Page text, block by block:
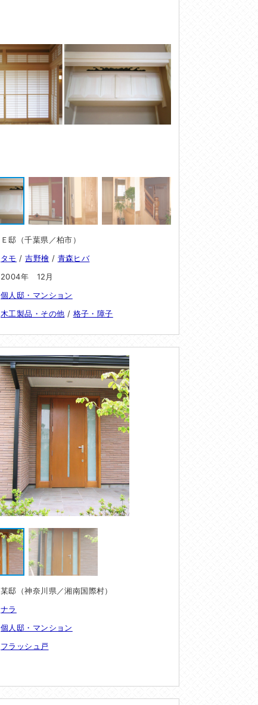
Ｅ邸（千葉県／柏市）
タモ /吉野檜 / 青森ヒバ
2004年 12月
個人邸・マンション
木工製品・その他 / 格子・障子
某邸（神奈川県／湘南国際村）
ナラ
個人邸・マンション
フラッシュ戸